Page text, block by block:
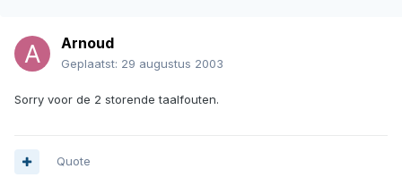
Arnoud
Geplaatst: 29 augustus 2003
Sorry voor de 2 storende taalfouten.
Quote